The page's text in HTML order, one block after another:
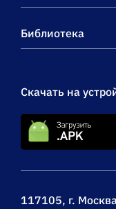
117105, г.
Скачать на
Библиотека